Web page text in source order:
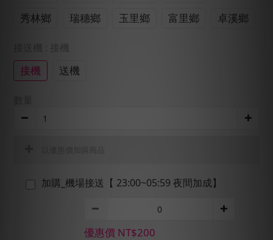
秀林鄉
瑞穗鄉 玉里鄉 富里鄉 卓溪鄉
: 接機
接機 送機
加購_機場接送【 23:00~05:59 夜間加成】
優惠價 NT$200